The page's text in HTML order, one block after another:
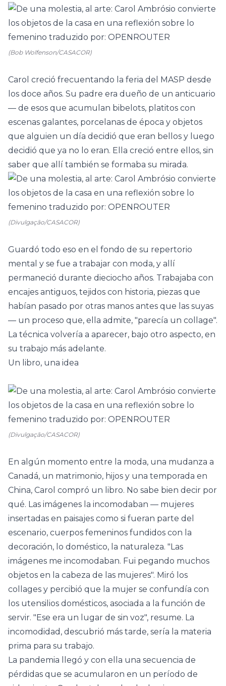
(Bob Wolfenson/CASACOR)
Carol creció frecuentando la feria del MASP desde
los doce años. Su padre era dueño de un anticuario
— de esos que acumulan bibelots, platitos con
escenas galantes, porcelanas de época y objetos
que alguien un día decidió que eran bellos y luego
decidió que ya no lo eran. Ella creció entre ellos, sin
saber que allí también se formaba su mirada.
(Divulgação/CASACOR)
Guardó todo eso en el fondo de su repertorio
mental y se fue a trabajar con moda, y allí
permaneció durante dieciocho años. Trabajaba con
encajes antiguos, tejidos con historia, piezas que
habían pasado por otras manos antes que las suyas
— un proceso que, ella admite, "parecía un collage".
La técnica volvería a aparecer, bajo otro aspecto, en
su trabajo más adelante.
Un libro, una idea
(Divulgação/CASACOR)
En algún momento entre la moda, una mudanza a
Canadá, un matrimonio, hijos y una temporada en
China, Carol compró un libro. No sabe bien decir por
qué. Las imágenes la incomodaban — mujeres
insertadas en paisajes como si fueran parte del
escenario, cuerpos femeninos fundidos con la
decoración, lo doméstico, la naturaleza. "Las
imágenes me incomodaban. Fui pegando muchos
objetos en la cabeza de las mujeres". Miró los
collages y percibió que la mujer se confundía con
los utensilios domésticos, asociada a la función de
servir. "Ese era un lugar de sin voz", resume. La
incomodidad, descubrió más tarde, sería la materia
prima para su trabajo.
La pandemia llegó y con ella una secuencia de
pérdidas que se acumularon en un período de